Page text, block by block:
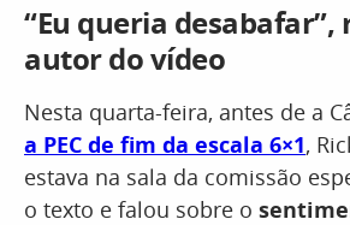
“Eu queria
autor do vídeo
Nesta quarta-feira, antes de a
a PEC de fim da escala 6×1,
estava na sala da comissão
o texto e falou sobre o